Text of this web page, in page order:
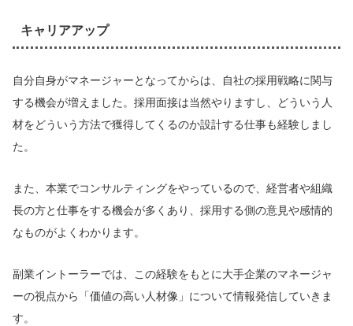
キャリアアップ
自分自身がマネージャーとなってからは、自社の採用戦略に関与
する機会が増えました。採用面接は当然やりますし、どういう人
材をどういう方法で獲得してくるのか設計する仕事も経験しまし
た。
また、本業でコンサルティングをやっているので、経営者や組織
長の方と仕事をする機会が多くあり、採用する側の意見や感情的
なものがよくわかります。
副業イントーラーでは、この経験をもとに大手企業のマネージャ
ーの視点から「価値の高い人材像」について情報発信していきま
す。